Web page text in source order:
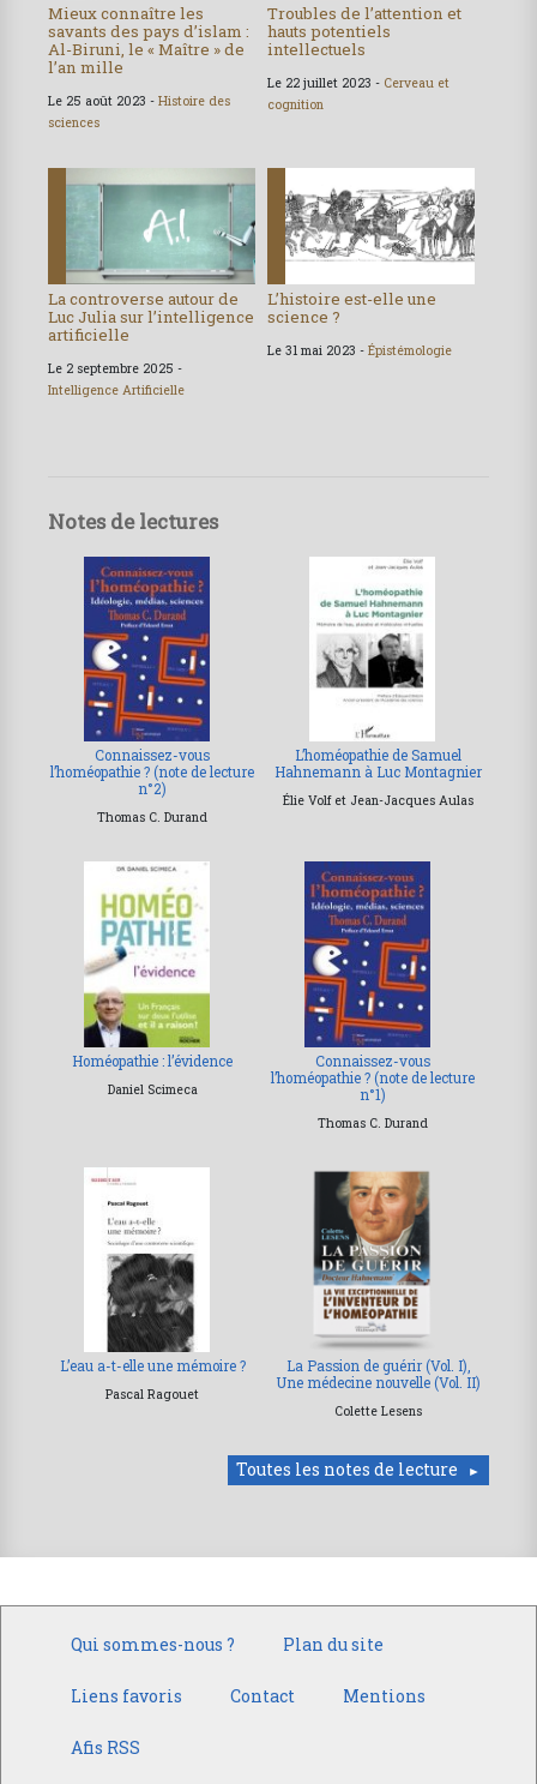
Mieux connaître les
savants des pays d’islam :
Al-Biruni, le « Maître » de
l’an mille
Le 25 août 2023 - Histoire des
sciences
Troubles de l’attention et
hauts potentiels
intellectuels
Le 22 juillet 2023 - Cerveau et
cognition
La controverse autour de
Luc Julia sur l’intelligence
artificielle
Le 2 septembre 2025 -
Intelligence Artificielle
L’histoire est-elle une
science ?
Le 31 mai 2023 - Épistémologie
Notes de lectures
Connaissez-vous
l’homéopathie ? (note de lecture
n°2)
Thomas C. Durand
L’homéopathie de Samuel
Hahnemann à Luc Montagnier
Élie Volf et Jean-Jacques Aulas
Homéopathie : l’évidence
Daniel Scimeca
Connaissez-vous
l’homéopathie ? (note de lecture
n°1)
Thomas C. Durand
L’eau a-t-elle une mémoire ?
Pascal Ragouet
La Passion de guérir (Vol. I),
Une médecine nouvelle (Vol. II)
Colette Lesens
Toutes les notes de lecture
Qui sommes-nous ? Plan du site
Liens favoris Contact Mentions
Afis RSS